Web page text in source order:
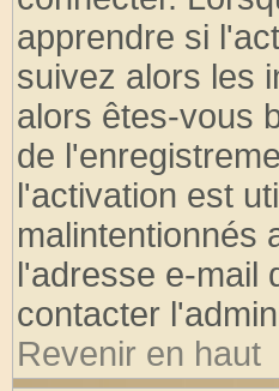
apprendre si
suivez alors les
alors êtes-vous
de
l'activation est
malintentionnés
l'adresse e-mail
contacter
Revenir en haut